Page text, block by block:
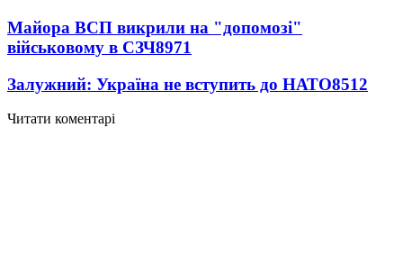
Майора ВСП викрили на "допомозі"
військовому в СЗЧ8971
Залужний: Україна не вступить до НАТО8512
Читати коментарі